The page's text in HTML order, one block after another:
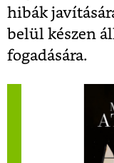
hibák
belül készen
fogadására.